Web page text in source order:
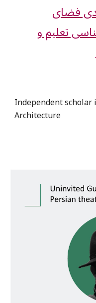
فضای
تعلیم و
Independent scholar
Architecture